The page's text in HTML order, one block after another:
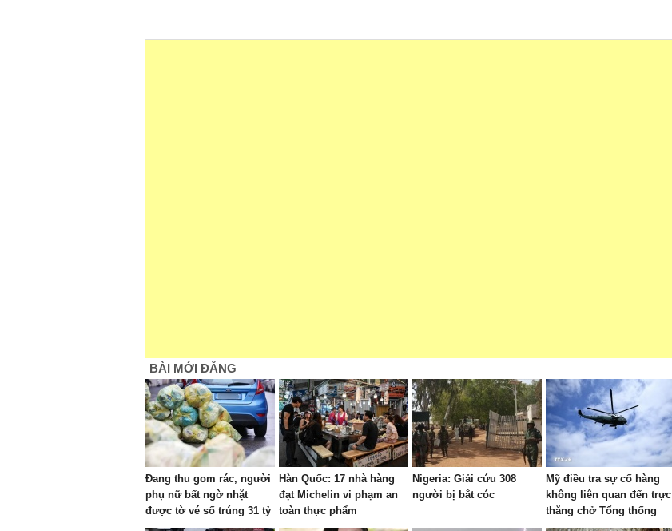
BÀI MỚI ĐĂNG
Đang thu gom rác, người
phụ nữ bất ngờ nhặt
được tờ vé số trúng 31 tỷ
đồng và cái kết
Hàn Quốc: 17 nhà hàng
đạt Michelin vi phạm an
toàn thực phẩm
Nigeria: Giải cứu 308
người bị bắt cóc
Mỹ điều tra sự cố hàng
không liên quan đến trực
thăng chở Tổng thống
Trump